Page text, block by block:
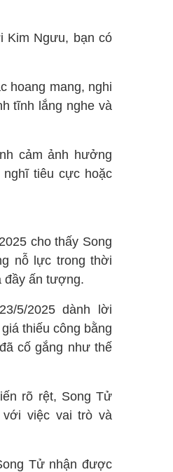
Kim Ngưu, bạn có
hoang mang, nghi
tĩnh lắng nghe và
cảm ảnh hưởng
tiêu cực hoặc
cho thấy Song
nỗ lực trong thời
đầy ấn tượng.
5/2025 dành lời
thiếu công bằng
cố gắng như thế
rõ rệt, Song Tử
việc vai trò và
Tử nhận được